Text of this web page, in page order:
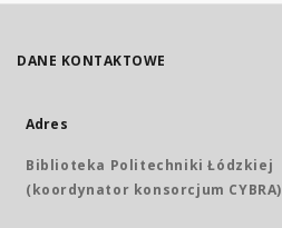
DANE KONTAKTOWE
Adres
Biblioteka Politechniki Łódzkiej
(koordynator konsorcjum CYBRA)